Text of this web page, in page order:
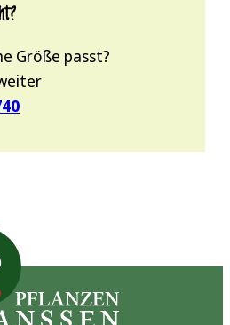
Größe passt?